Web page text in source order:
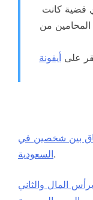
قضية كانت
المحامين من
على أيقونة
بين شخصين في
السعودية.
المال والثاني